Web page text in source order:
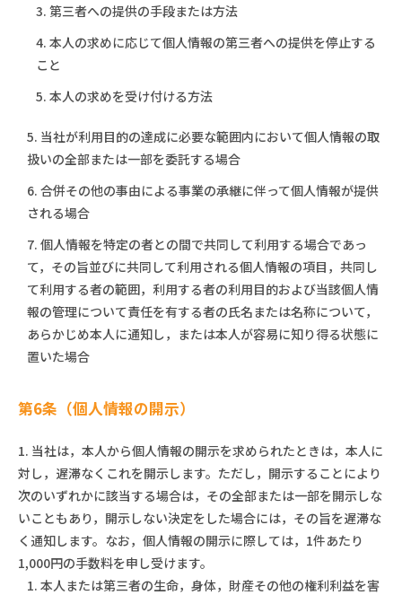
3. 第三者への提供の手段または方法
4. 本人の求めに応じて個人情報の第三者への提供を停止する
こと
5. 本人の求めを受け付ける方法
5. 当社が利用目的の達成に必要な範囲内において個人情報の取
扱いの全部または一部を委託する場合
6. 合併その他の事由による事業の承継に伴って個人情報が提供
される場合
7. 個人情報を特定の者との間で共同して利用する場合であっ
て，その旨並びに共同して利用される個人情報の項目，共同し
て利用する者の範囲，利用する者の利用目的および当該個人情
報の管理について責任を有する者の氏名または名称について，
あらかじめ本人に通知し，または本人が容易に知り得る状態に
置いた場合
第6条（個人情報の開示）
1. 当社は，本人から個人情報の開示を求められたときは，本人に
対し，遅滞なくこれを開示します。ただし，開示することにより
次のいずれかに該当する場合は，その全部または一部を開示しな
いこともあり，開示しない決定をした場合には，その旨を遅滞な
く通知します。なお，個人情報の開示に際しては，1件あたり
1,000円の手数料を申し受けます。
1. 本人または第三者の生命，身体，財産その他の権利利益を害